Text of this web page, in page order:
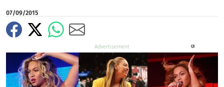
07/09/2015
X